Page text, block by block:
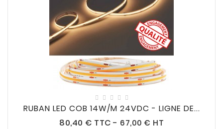
RUBAN LED COB 14W/M 24VDC - LIGNE DE...
80,40 € Prix
TTC - 67,00 € HT